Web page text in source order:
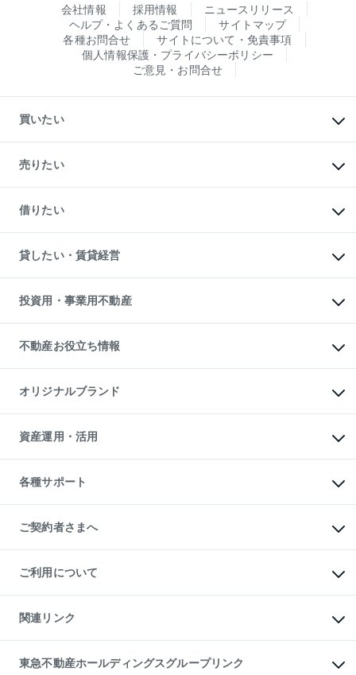
会社情報 採用情報
ニュースリリース
ヘルプ・よくあるご質問
サイトマップ
各種お問合せ
サイトについて・免責事項
個人情報保護・プライバシーポリシー
ご意見・お問合せ
買いたい
新築・分譲マンションの購入
中古マンションの購入
一戸建ての購入
中古一戸建ての購入
不動産購入の流れ
注目キーワード物件特集
購入ガイド
English 繁体中文簡体中文
売りたい
一戸建ての売却・査定
土地の売却・査定
スピードAI査定
不動産査定について
不動産売却の流れ
不動産買換えの流れ
売却ガイド
借りたい
オフィス・店舗の賃貸
借りるときの流れ
借りるガイド
貸したい・賃貸経営
マンション賃料データ
賃貸管理プラン
リロケーションについて
貸すガイド
投資用・事業用不動産
事業用不動産
マンション投資
投資用マンション
アパート経営
収益物件
ビル購入（ビル一棟）
投資用不動産の売却査定
事業用不動産の売却査定
不動産お役立ち情報
マンションライブラリー
人気マンションランキング
暮らしに役立つ不動産メディア
不動産相場・不動産価格情報
不動産コラム・ニュース
不動産用語集
不動産なんでもネット相談室
住まいの税金
オリジナルブランド
一棟リノベーションマンション
L`GENTE（ルジェンテ）
区分リノベーションマンション
投資用一棟レジデンスWELL
不動産小口投資
LEGACIA（レガシア）
資産運用・活用
不動産M&A
アセットマネジメント・出資
各種サポート
相続サポート
リフォームサポート
ご契約者さまへ
ご紹介・再契約特典
入居者様専用-各種ご案内（賃貸）
東急こすもす会「こすもすWeb」
ご利用について
金融商品取引について
東急リバブル ソーシャルメディアポリシー
ご意見・お問い合わせ（金融商品取引専用の相談・お問い合わせ窓口）
ダイレクトメール（郵送物）・Eメールなどの送付停止について
関連リンク
これからご結婚される方に東急百貨店のブライダルクラブ
人材サービスのご用命は 東急リバブルスタッフ株式会社まで
東急不動産ホールディングスグループリンク